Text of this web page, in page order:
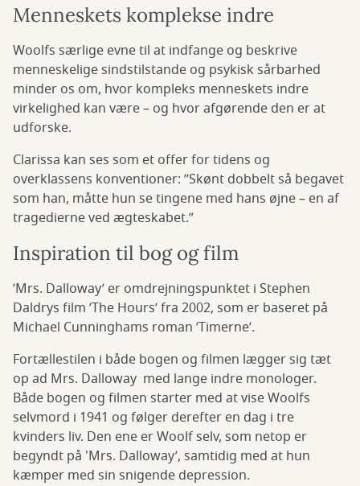
Menneskets komplekse indre
Woolfs særlige evne til at indfange og beskrive
menneskelige sindstilstande og psykisk sårbarhed
minder os om, hvor kompleks menneskets indre
virkelighed kan være – og hvor afgørende den er at
udforske.
Clarissa kan ses som et offer for tidens og
overklassens konventioner: ”Skønt dobbelt så begavet
som han, måtte hun se tingene med hans øjne – en af
tragedierne ved ægteskabet.”
Inspiration til bog og film
’Mrs. Dalloway’ er omdrejningspunktet i Stephen
Daldrys film ’The Hours’ fra 2002, som er baseret på
Michael Cunninghams roman ’Timerne’.
Fortællestilen i både bogen og filmen lægger sig tæt
op ad Mrs. Dalloway med lange indre monologer.
Både bogen og filmen starter med at vise Woolfs
selvmord i 1941 og følger derefter en dag i tre
kvinders liv. Den ene er Woolf selv, som netop er
begyndt på 'Mrs. Dalloway’, samtidig med at hun
kæmper med sin snigende depression.